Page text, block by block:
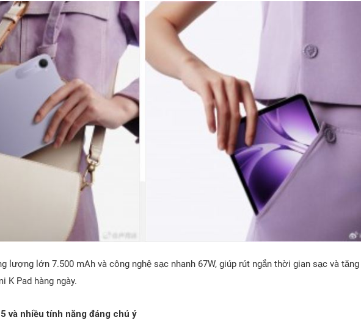
lượng lớn 7.500 mAh và công nghệ sạc nhanh 67W, giúp rút ngắn thời gian sạc và
K Pad hàng ngày.
và nhiều tính năng đáng chú ý